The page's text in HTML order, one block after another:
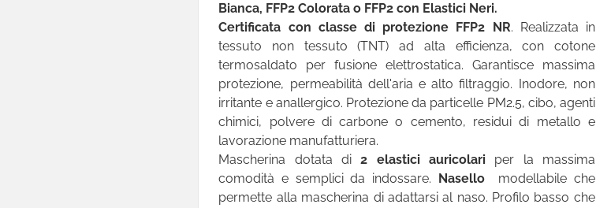
Bianca, FFP2 Colorata o FFP2 con Elastici Neri.
Certificata con classe di protezione FFP2 NR. Realizzata in
tessuto non tessuto (TNT) ad alta efficienza, con cotone
termosaldato per fusione elettrostatica. Garantisce massima
protezione, permeabilità dell'aria e alto filtraggio. Inodore, non
irritante e anallergico. Protezione da particelle PM2.5, cibo, agenti
chimici, polvere di carbone o cemento, residui di metallo e
lavorazione manufatturiera.
Mascherina dotata di2 elastici auricolariper la massima
comodità e semplici da indossare.
Nasellomodellabile che
permette alla mascherina di adattarsi al naso. Profilo basso che